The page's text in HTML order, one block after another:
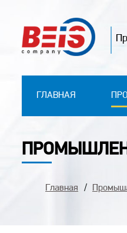
ГЛАВНАЯ
Главная